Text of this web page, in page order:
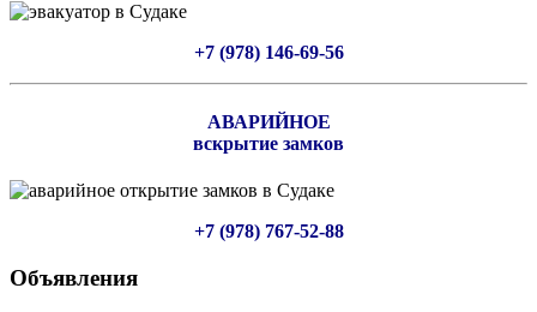
+7 (978) 146-69-56
АВАРИЙНОЕ
вскрытие замков
+7 (978) 767-52-88
Объявления